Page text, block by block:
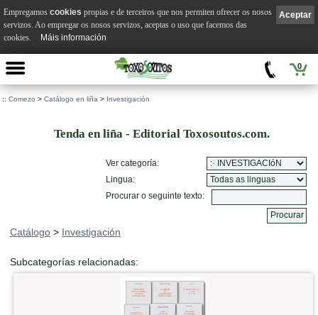
0
:: Comezo > Catálogo en liña > Investigación
Tenda en liña - Editorial Toxosoutos.com.
Ver categoría:
Lingua:
Procurar o seguinte texto:
Catálogo > Investigación
Subcategorías relacionadas:
Aceptar
Empregamos cookies propias e de terceiros que nos permiten ofrecer os nosos
servizos. Ao empregar os nosos servizos, aceptas o uso que facemos das
cookies.
Máis información